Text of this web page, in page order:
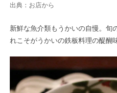
出典：お店から
新鮮な魚介類もうかいの自慢。旬
れこそがうかいの鉄板料理の醍醐